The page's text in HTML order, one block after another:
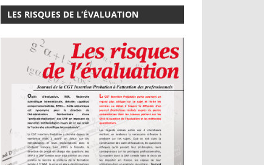
LES RISQUES DE L’ÉVALUATION